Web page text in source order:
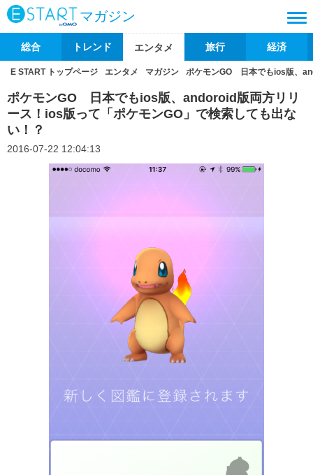
マガジン
総合 トレンド エンタメ 旅行 経済
E START トップページ エンタメ マガジン ポケモンGO 日本でもios版、
ポケモンGO 日本でもios版、andoroid版両方リリ
ース！ios版って「ポケモンGO」で検索しても出な
い！？
2016-07-22 12:04:13